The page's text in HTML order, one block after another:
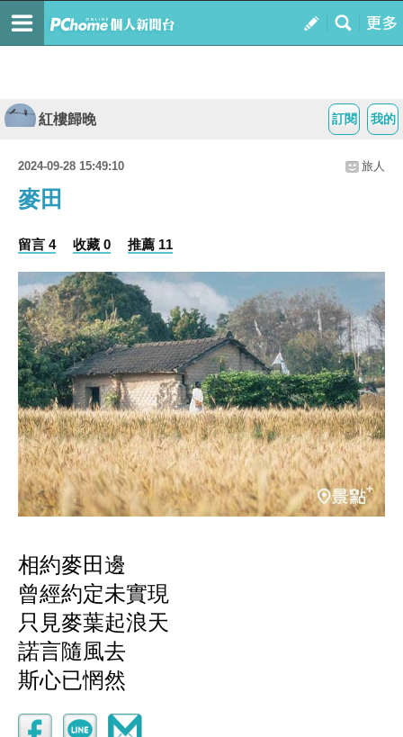
我的
訂閱
紅樓歸晚
2024-09-28 15:49:10 旅人
麥田
留言 4 收藏 0 推薦 11
相約麥田邊
曾經約定未實現
只見麥葉起浪天
諾言隨風去
斯心已惘然